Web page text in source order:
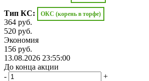
Тип КС: ОКС (корень в торфе)
364 руб.
520 руб.
Экономия
156 руб.
13.08.2026 23:55:00
До конца акции
-
+